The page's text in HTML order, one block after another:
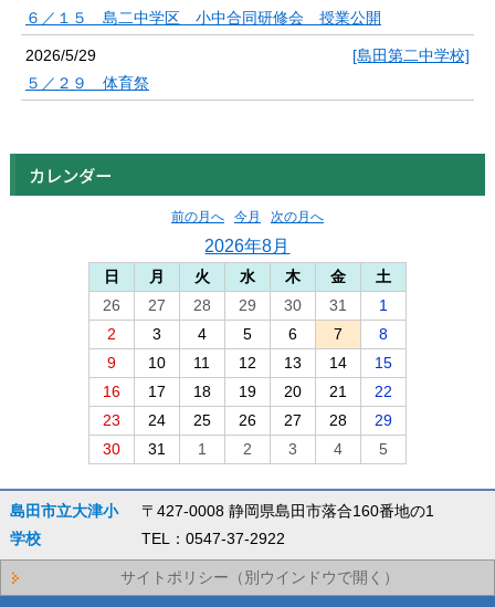
６／１５ 島二中学区 小中合同研修会 授業公開
2026/5/29
[島田第二中学校]
５／２９ 体育祭
カレンダー
前の月へ 今月 次の月へ
2026年8月
日 月 火 水 木 金
土
26
27 28 29 30 31
1
2
3 4 5 6 7
8
9
10 11 12 13 14
15
16
17 18 19 20 21
22
23
24 25 26 27 28
29
30
31 1 2 3 4 5
島田市立大津小
学校
〒427-0008 静岡県島田市落合160番地の1
TEL：0547-37-2922
サイトポリシー（別ウインドウで開く）